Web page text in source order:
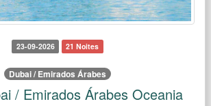
23-09-2026 21 Noites
Dubai / Emirados Árabes
/ Emirados Árabes Oceania